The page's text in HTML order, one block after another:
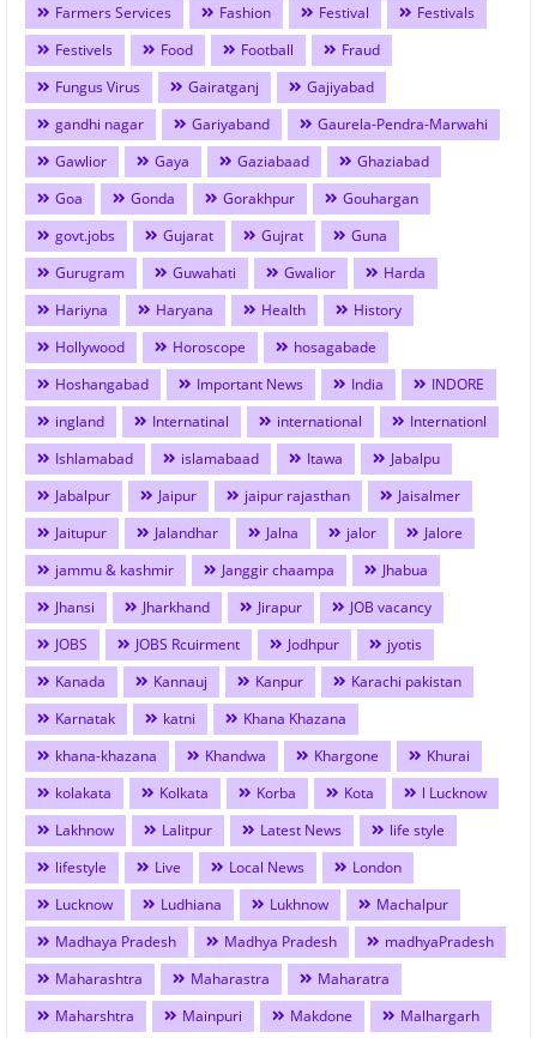
Farmers Services
Fashion Festival
Festivals
Festivels
Food Football
Fraud
Fungus Virus
Gairatganj
Gajiyabad
gandhi nagar
Gariyaband
Gaurela-Pendra-Marwahi
Gawlior
Gaya Gaziabaad
Ghaziabad
Goa
Gonda Gorakhpur
Gouhargan
govt.jobs
Gujarat Gujrat
Guna
Gurugram
Guwahati Gwalior
Harda
Hariyna
Haryana Health
History
Hollywood
Horoscope
hosagabade
Hoshangabad
Important News India
INDORE
ingland
Internatinal international
Internationl
Ishlamabad
islamabaad Itawa
Jabalpu
Jabalpur
Jaipur jaipur rajasthan
Jaisalmer
Jaitupur
Jalandhar Jalna jalor
Jalore
jammu & kashmir
Janggir chaampa
Jhabua
Jhansi
Jharkhand Jirapur
JOB vacancy
JOBS
JOBS Rcuirment Jodhpur
jyotis
Kanada
Kannauj Kanpur
Karachi pakistan
Karnatak
katni
Khana Khazana
khana-khazana
Khandwa Khargone
Khurai
kolakata
Kolkata Korba Kota
l Lucknow
Lakhnow
Lalitpur Latest News
life style
lifestyle
Live Local News
London
Lucknow
Ludhiana Lukhnow
Machalpur
Madhaya Pradesh
Madhya Pradesh
madhyaPradesh
Maharashtra
Maharastra
Maharatra
Maharshtra
Mainpuri Makdone
Malhargarh